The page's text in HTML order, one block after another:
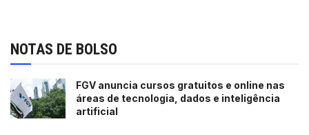
NOTAS DE BOLSO
FGV anuncia cursos gratuitos e online nas
áreas de tecnologia, dados e inteligência
artificial